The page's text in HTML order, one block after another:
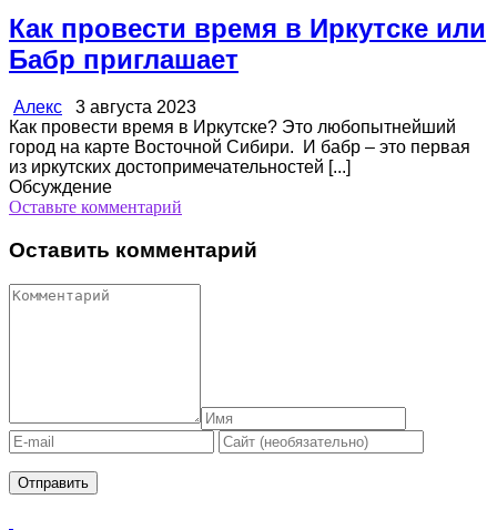
Как провести время в Иркутске или
Бабр приглашает
Алекс 3 августа 2023
Как провести время в Иркутске? Это любопытнейший
город на карте Восточной Сибири. И бабр – это первая
из иркутских достопримечательностей [...]
Обсуждение
Оставьте комментарий
Оставить комментарий